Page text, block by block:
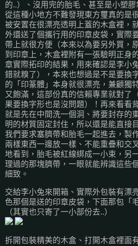
的..）、沒用完的胎毛、甚至是小塑膠
從這種小地方不難發現東方璽真的是
被安置在很漂亮透明上蓋的木盒裡，
外還送了個攜行用的印章皮袋，實際
帶上就很方便（本來以為要另外買，
到印章上，木盒裡附有一張驗明正身
章實際拓印的結果，用來確認是李小
錯就糗了），本來也想過是不是要換
的「印篆體」本身就很漂亮，兼顧獨
又飽滿，這部份真的信賴專業就對了
果要換字形也是沒問題）！再來看看
就是先在中間洗一個洞、將要封存的
明的材質固定封住，所以還是能直接
我們要求塞臍帶和胎毛一起進去，製
兩樣東西一邊放一樣、不能重疊和交
地看到，胎毛被紅線綁成一小束，另
理過的那塊臍帶，一眼就能辨識這些
細致。
交給李小兔來開箱、實際外包裝有漂
色那個是送的印章皮袋，下面那包「
（其實也只寄了一小部份去..）
拆開包裝精美的木盒、打開木盒裡面